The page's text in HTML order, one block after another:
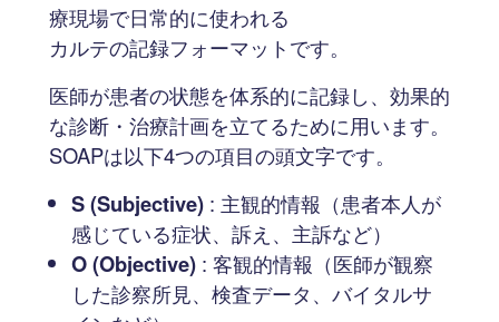
療現場で日常的に使われる
カルテの記録フォーマットです。
医師が患者の状態を体系的に記録し、効果的
な診断・治療計画を立てるために用います。
SOAPは以下4つの項目の頭文字です。
S (Subjective) : 主観的情報（患者本人が
感じている症状、訴え、主訴など）
O (Objective) : 客観的情報（医師が観察
した診察所見、検査データ、バイタルサ